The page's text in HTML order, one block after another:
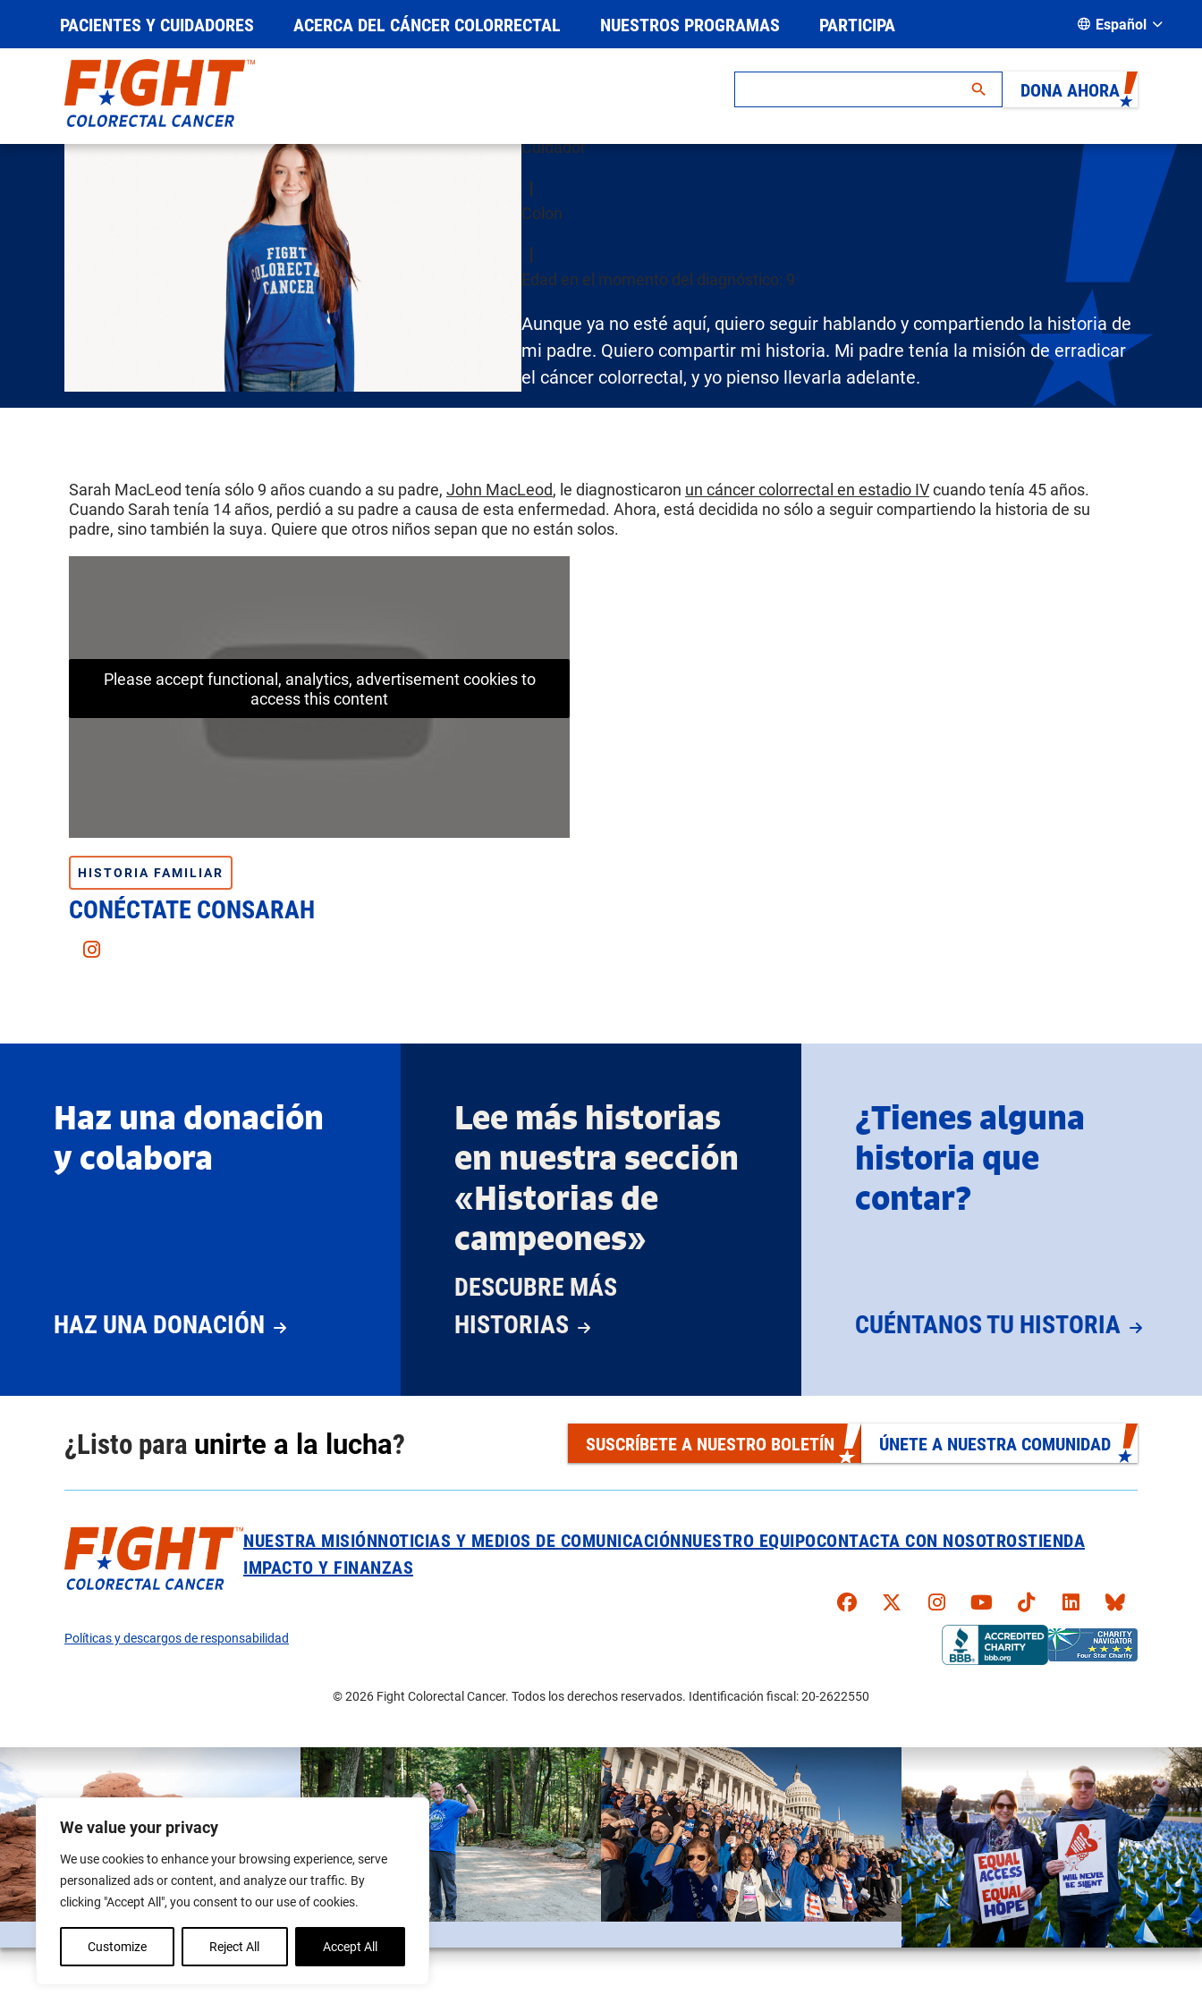
We value your privacy
We use cookies to enhance your browsing experience, serve
personalized ads or content, and analyze our traffic. By
clicking "Accept All", you consent to our use of cookies.
Customize Reject All Accept All
contenido
PACIENTES Y CUIDADORES ACERCA DEL CÁNCER COLORRECTAL NUESTROS PROGRAMAS PARTICIPA Español
DONA AHORA
Sarah MacLeod
Cuidador
Colon
Edad en el momento del diagnóstico: 9
Aunque ya no esté aquí, quiero seguir hablando y compartiendo la historia de
mi padre. Quiero compartir mi historia. Mi padre tenía la misión de erradicar
el cáncer colorrectal, y yo pienso llevarla adelante.
Sarah MacLeod tenía sólo 9 años cuando a su padre, John MacLeod, le diagnosticaron un cáncer colorrectal en estadio IVcuando tenía 45 años.
Cuando Sarah tenía 14 años, perdió a su padre a causa de esta enfermedad. Ahora, está decidida no sólo a seguir compartiendo la historia de su
padre, sino también la suya. Quiere que otros niños sepan que no están solos.
Please accept functional, analytics, advertisement cookies to
access this content
HISTORIA FAMILIAR
CONÉCTATE CONSARAH
Instagram
Haz una donación
y colabora
HAZ UNA DONACIÓN
Lee más historias
en nuestra sección
«Historias de
campeones»
DESCUBRE MÁS
HISTORIAS
¿Tienes alguna
historia que
contar?
CUÉNTANOS TU HISTORIA
¿Listo para unirte a la lucha? SUSCRÍBETE A NUESTRO BOLETÍN ÚNETE A NUESTRA COMUNIDAD
NUESTRA MISIÓNNOTICIAS Y MEDIOS DE COMUNICACIÓNNUESTRO EQUIPOCONTACTA CON NOSOTROSTIENDA
IMPACTO Y FINANZAS
Faceboook
X Instagram
YouTubeTikTokLinkedInBluesky
Políticas y descargos de responsabilidad
© 2026 Fight Colorectal Cancer. Todos los derechos reservados. Identificación fiscal: 20-2622550